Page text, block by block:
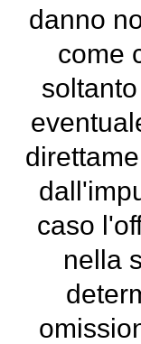
danno
come
caso
nella